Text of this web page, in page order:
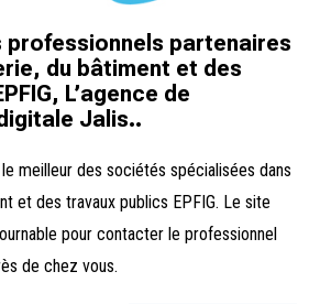
professionnels partenaires
du bâtiment et des
L’agence de
Jalis..
meilleur des sociétés spécialisées dans
et des travaux publics EPFIG. Le site
pour contacter le professionnel
de chez vous.